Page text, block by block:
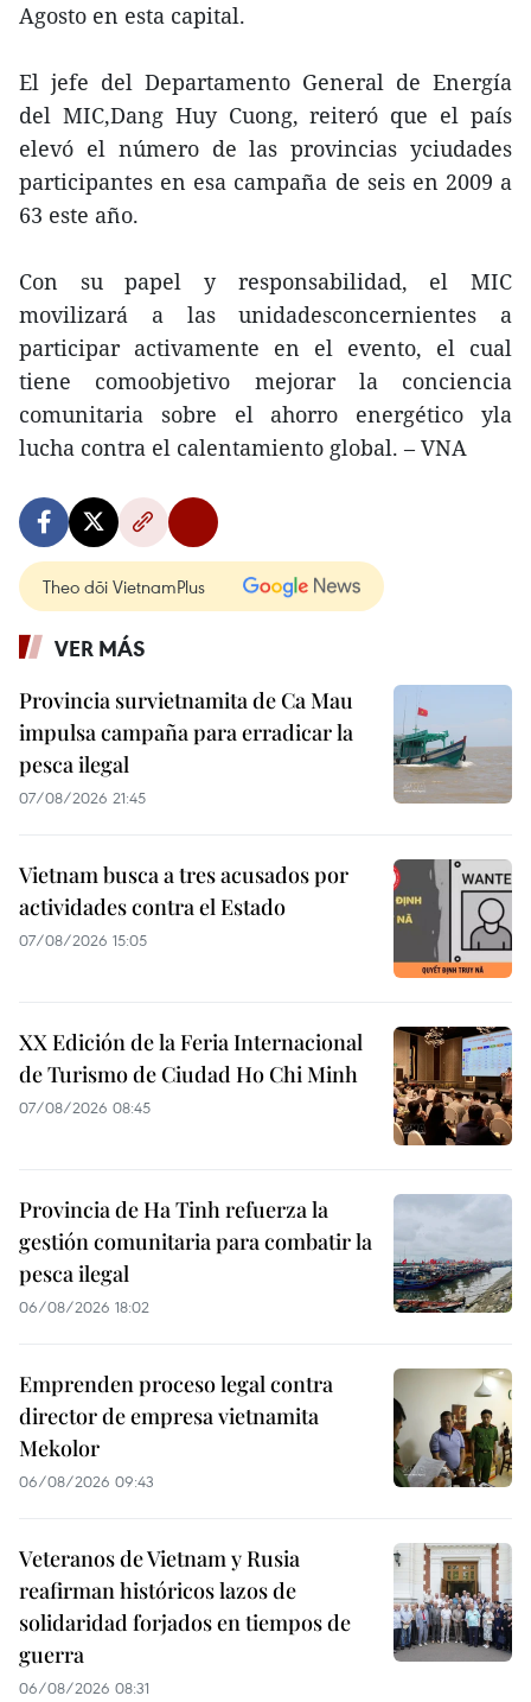
Agosto en esta capital.
El jefe del Departamento General de Energía
del MIC,Dang Huy Cuong, reiteró que el país
elevó el número de las provincias yciudades
participantes en esa campaña de seis en 2009 a
63 este año.
Con su papel y responsabilidad, el MIC
movilizará a las unidadesconcernientes a
participar activamente en el evento, el cual
tiene comoobjetivo mejorar la conciencia
comunitaria sobre el ahorro energético yla
lucha contra el calentamiento global. – VNA
Theo dõi VietnamPlus
VER MÁS
Provincia survietnamita de Ca Mau
impulsa campaña para erradicar la
pesca ilegal
07/08/2026 21:45
Vietnam busca a tres acusados por
actividades contra el Estado
07/08/2026 15:05
XX Edición de la Feria Internacional
de Turismo de Ciudad Ho Chi Minh
07/08/2026 08:45
Provincia de Ha Tinh refuerza la
gestión comunitaria para combatir la
pesca ilegal
06/08/2026 18:02
Emprenden proceso legal contra
director de empresa vietnamita
Mekolor
06/08/2026 09:43
Veteranos de Vietnam y Rusia
reafirman históricos lazos de
solidaridad forjados en tiempos de
guerra
06/08/2026 08:31